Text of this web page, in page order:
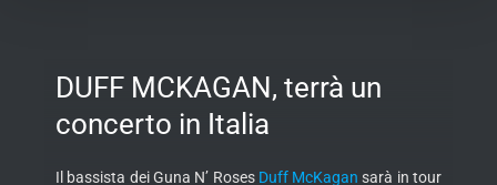
DUFF MCKAGAN, terrà un
concerto in Italia
Il bassista dei Guna N’ Roses Duff McKagan sarà in tour